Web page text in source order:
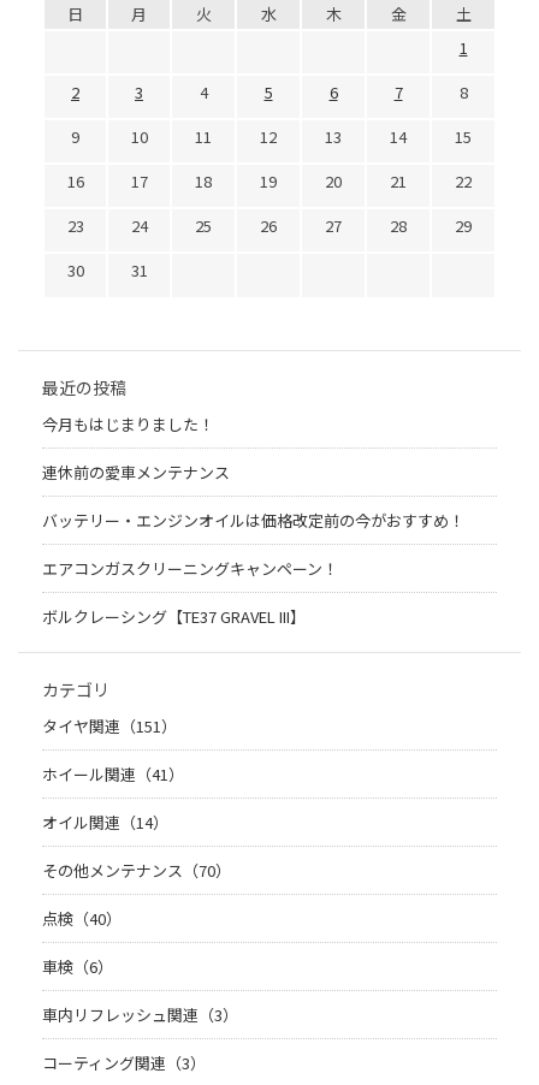
日 月 火 水 木 金
土
1
2
3 4 5 6 7
8
9
10 11 12 13 14
15
16
17 18 19 20 21
22
23
24 25 26 27 28
29
30
31
最近の投稿
今月もはじまりました！
連休前の愛車メンテナンス
バッテリー・エンジンオイルは価格改定前の今がおすすめ！
エアコンガスクリーニングキャンペーン！
ボルクレーシング【TE37 GRAVEL III】
カテゴリ
タイヤ関連（151）
ホイール関連（41）
オイル関連（14）
その他メンテナンス（70）
点検（40）
車検（6）
車内リフレッシュ関連（3）
コーティング関連（3）